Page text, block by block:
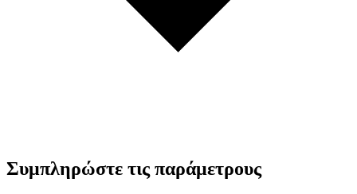
Συμπληρώστε τις παράμετρους